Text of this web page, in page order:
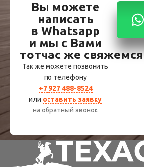
Вы можете
написать
в Whatsapp
и мы с Вами
тотчас же свяжемся
Так же можете позвонить
по телефону
+7 927 488-8524
или оставить заявку
на обратный звонок